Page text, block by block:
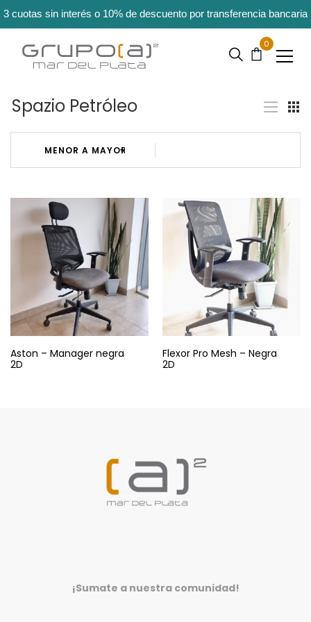
3 cuotas sin interés o 10% de descuento por transferencia bancaria
0
Spazio Petróleo
Aston – Manager negra
2D
Flexor Pro Mesh – Negra
2D
¡Sumate a nuestra comunidad!